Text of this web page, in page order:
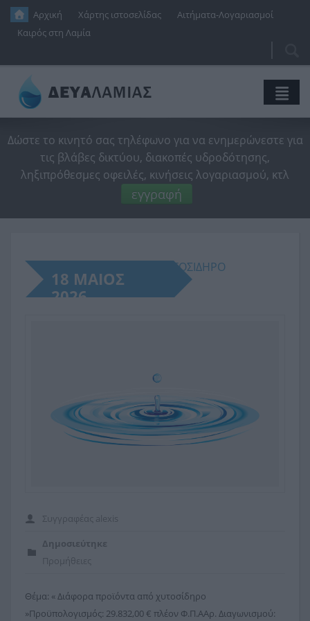
Παράκαμψη προς το κυρίως περιεχόμενο
Αρχική Χάρτης ιστοσελίδας
Αιτήματα-Λογαριασμοί
Καιρός στη Λαμία
Διοικητικό Συμβούλιο
Ιδρυτική Απόφαση
Τεχνικά Προγράμματα
Διαχειριστική Επάρκεια
Ύδρευση
Η Ιστορία Του Νερού
Ποιότητα Νερού
Εξοικονόμηση Νερού
Αποχέτευση
Βιολογικός Καθαρισμός
Δι@ύγεια
Τιμολογιακή Πολιτική
Ανακοινώσεις
Δελτία Τύπου
Προμήθειες
Προσκλήσεις
Επικοινωνία
Δώστε το κινητό σας τηλέφωνο για να ενημερώνεστε για
τις βλάβες δικτύου, διακοπές υδροδότησης,
ληξιπρόθεσμες οφειλές, κινήσεις λογαριασμού, κτλ
εγγραφή
18 ΜΑΙΟΣ
2026
ΔΙΑΦΟΡΑ ΠΡΟΪΟΝΤΑ ΑΠΟ ΧΥΤΟΣΙΔΗΡΟ
Συγγραφέας alexis
Δημοσιεύτηκε
Προμήθειες
Θέμα: « Διάφορα προϊόντα από χυτοσίδηρο
»Προϋπολογισμός: 29.832,00 € πλέον Φ.Π.ΑΑρ. Διαγωνισμού: